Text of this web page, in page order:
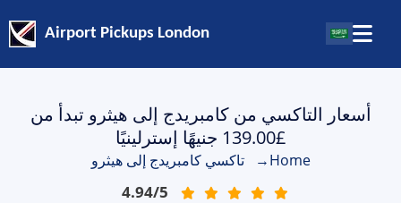
Airport Pickups London
أسعار التاكسي من كامبريدج إلى هيثرو تبدأ من
£139.00 جنيهًا إسترلينيًا
Home
→ تاكسي كامبريدج إلى هيثرو
4.94/5